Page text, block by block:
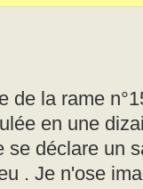
de la rame
en une
se déclare un
. Je n'ose